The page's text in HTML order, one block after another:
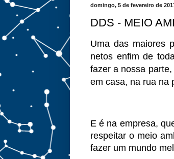
domingo, 5 de fevereiro de
DDS - MEIO
Uma das maiores
netos enfim de
fazer a nossa
em casa, na rua na
E é na empresa,
respeitar o meio
fazer um mundo